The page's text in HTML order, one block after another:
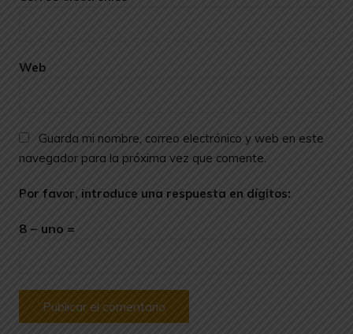
Web
Guarda mi nombre, correo electrónico y web en este
navegador para la próxima vez que comente.
Por favor, introduce una respuesta en dígitos:
8 − uno =